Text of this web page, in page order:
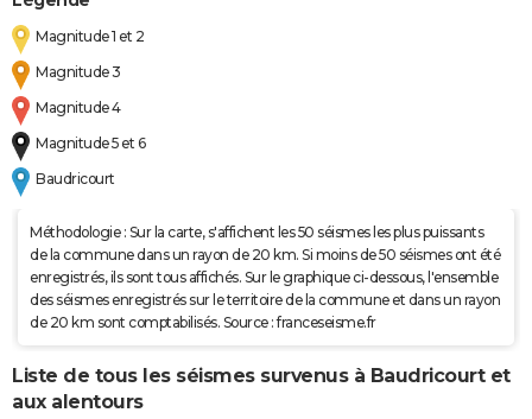
Magnitude 1 et 2
Magnitude 3
Magnitude 4
Magnitude 5 et 6
Baudricourt
Méthodologie : Sur la carte, s'affichent les 50 séismes les plus puissants
de la commune dans un rayon de 20 km. Si moins de 50 séismes ont été
enregistrés, ils sont tous affichés. Sur le graphique ci-dessous, l'ensemble
des séismes enregistrés sur le territoire de la commune et dans un rayon
de 20 km sont comptabilisés. Source : franceseisme.fr
Liste de tous les séismes survenus à Baudricourt et
aux alentours